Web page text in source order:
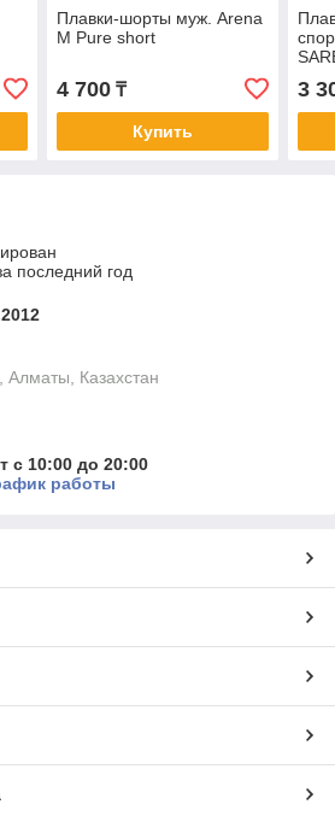
Плавки-шорты муж. Arena
M Pure short
4 700₸
Купить
3
последний год
Алматы, Казахстан
с 10:00 до 20:00
работы